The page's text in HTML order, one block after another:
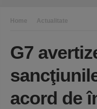
Home Actualitate
G7
acord de